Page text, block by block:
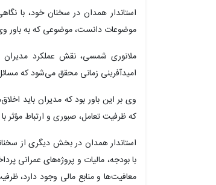
استاندار همدان در سخنان خود، با
موضوعات دانست، موضوعی که به باور
ملانوری شمسی، نقش عملکرد
امیدآفرینی زمانی محقق می‌شود که
وی بر این باور بود که مدیران باید
که ظرفیت تعامل، صبوری و ارتباط مؤثر با
استاندار همدان در بخش دیگری از
با بودجه، مالیات و پروژه‌های عمرانی
معافیت‌ها و منابع مالی وجود دارد،